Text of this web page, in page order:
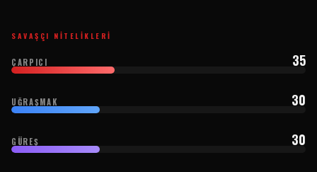
SAVAŞÇI NITELIKLERI
ÇARPICI 35
UĞRAŞMAK 30
GÜREŞ 30